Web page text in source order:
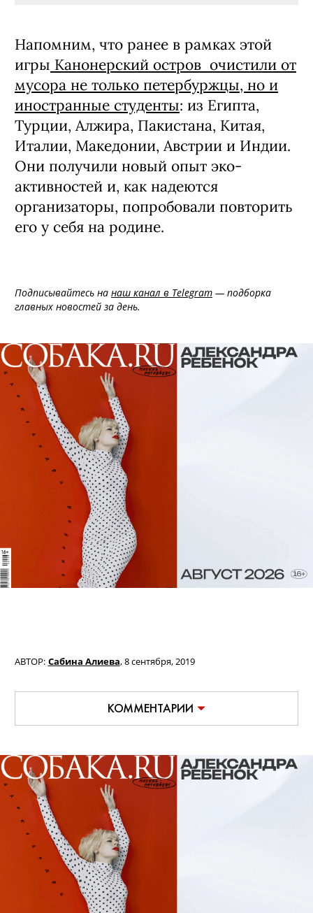
Напомним, что ранее в рамках этой
игры Канонерский остров очистили от
мусора не только петербуржцы, но и
иностранные студенты: из Египта,
Турции, Алжира, Пакистана, Китая,
Италии, Македонии, Австрии и Индии.
Они получили новый опыт эко-
активностей и, как надеются
организаторы, попробовали повторить
его у себя на родине.
Подписывайтесь на наш канал в Telegram — подборка
главных новостей за день.
АВТОР: Сабина Алиева,8 сентября, 2019
КОММЕНТАРИИ